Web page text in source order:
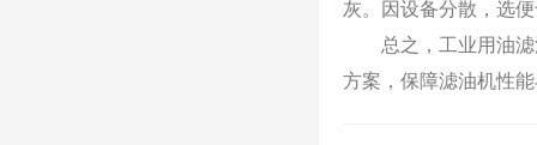
灰。因设备分散，选
总之，工业用油滤
方案，保障滤油机性